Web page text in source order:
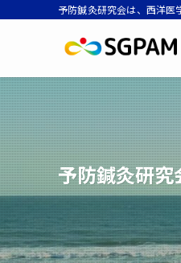
予防鍼灸研究会は、西洋医
予防鍼灸研